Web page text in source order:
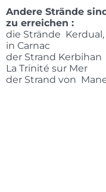
Andere Strände
zu erreichen :
die Strände
in Carnac
der Strand
La Trinité sur Mer
der Strand von